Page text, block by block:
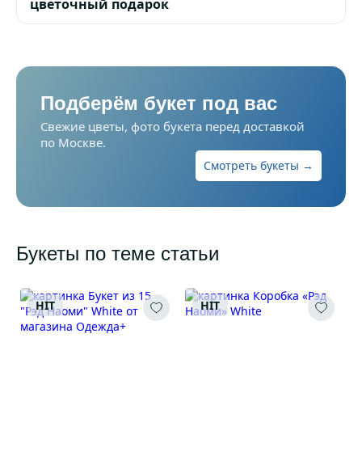
цветочный подарок
Подберём букет под вас
Свежие цветы, фото букета перед доставкой
по Москве.
Смотреть букеты →
Букеты по теме статьи
HIT HIT